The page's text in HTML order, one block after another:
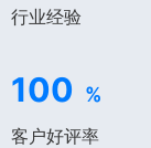
行业经验
100 %
客户好评率